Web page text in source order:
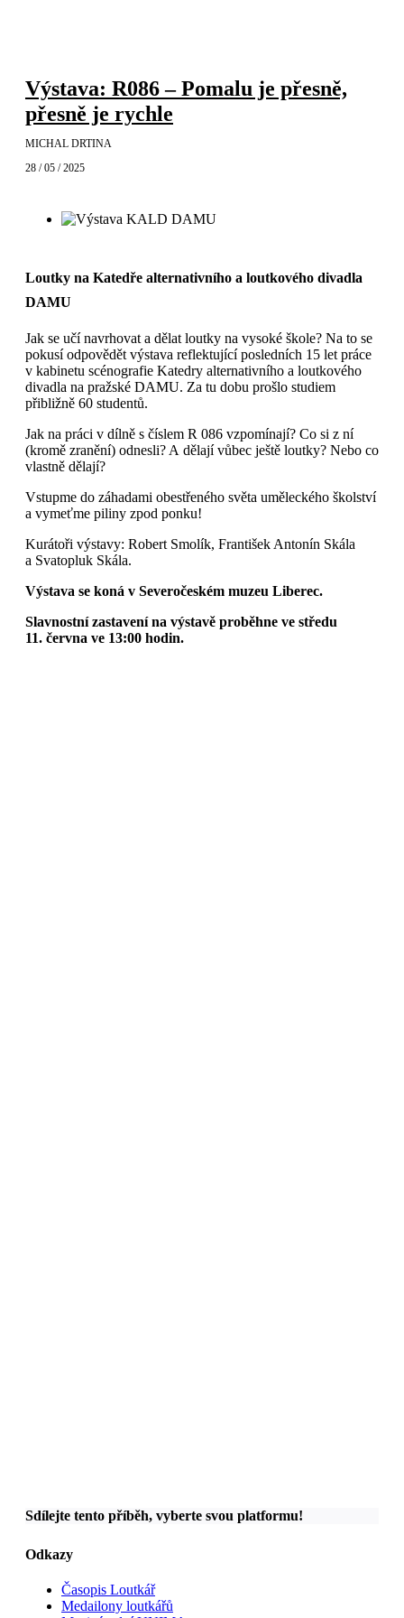
Výstava: R086 – Pomalu je přesně,
přesně je rychle
MICHAL DRTINA
28 / 05 / 2025
Loutky na Katedře alternativního a loutkového divadla
DAMU
Jak se učí navrhovat a dělat loutky na vysoké škole? Na to se
pokusí odpovědět výstava reflektující posledních 15 let práce
v kabinetu scénografie Katedry alternativního a loutkového
divadla na pražské DAMU. Za tu dobu prošlo studiem
přibližně 60 studentů.
Jak na práci v dílně s číslem R 086 vzpomínají? Co si z ní
(kromě zranění) odnesli? A dělají vůbec ještě loutky? Nebo co
vlastně dělají?
Vstupme do záhadami obestřeného světa uměleckého školství
a vymeťme piliny zpod ponku!
Kurátoři výstavy: Robert Smolík, František Antonín Skála
a Svatopluk Skála.
Výstava se koná v Severočeském muzeu Liberec.
Slavnostní zastavení na výstavě proběhne ve středu
11. června ve 13:00 hodin.
Sdílejte tento příběh, vyberte svou platformu!
Odkazy
Časopis Loutkář
Medailony loutkářů